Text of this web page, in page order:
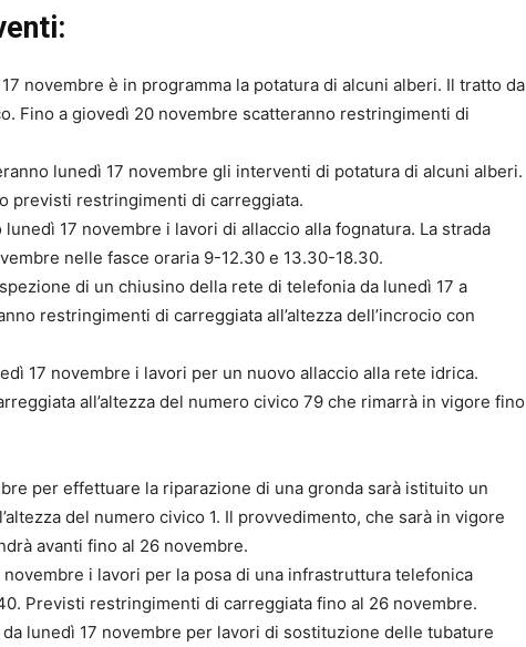
novembre è in programma la potatura di alcuni alberi. Il tratto da
Fino a giovedì 20 novembre scatteranno restringimenti di
lunedì 17 novembre gli interventi di potatura di alcuni alberi.
previsti restringimenti di carreggiata.
17 novembre i lavori di allaccio alla fognatura. La strada
nelle fasce oraria 9-12.30 e 13.30-18.30.
di un chiusino della rete di telefonia da lunedì 17 a
restringimenti di carreggiata all’altezza dell’incrocio con
17 novembre i lavori per un nuovo allaccio alla rete idrica.
all’altezza del numero civico 79 che rimarrà in vigore fino
per effettuare la riparazione di una gronda sarà istituito un
del numero civico 1. Il provvedimento, che sarà in vigore
avanti fino al 26 novembre.
i lavori per la posa di una infrastruttura telefonica
Previsti restringimenti di carreggiata fino al 26 novembre.
lunedì 17 novembre per lavori di sostituzione delle tubature